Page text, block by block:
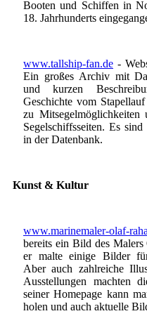
Booten und Schiffen in
18. Jahrhunderts
www.tallship-fan.de -
Ein großes Archiv mit
und kurzen
Geschichte vom
zu
Segelschiffsseiten. Es
in der Datenbank.
Kunst & Kultur
www.marinemaler-olaf-
bereits ein Bild des Malers
er malte einige Bilder
Aber auch zahlreiche
Ausstellungen machten
seiner Homepage kann
holen und auch aktuelle